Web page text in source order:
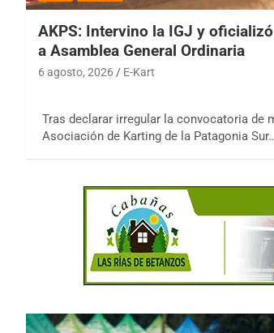
AKPS: Intervino la IGJ y
a Asamblea General Ordinaria
6 agosto, 2026 E-Kart
Tras declarar irregular la convocatoria de
Asociación de Karting de la Patagonia